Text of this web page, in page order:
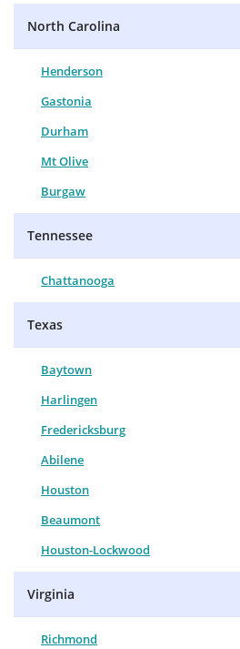
North Carolina
Henderson
Gastonia
Durham
Mt Olive
Burgaw
Tennessee
Chattanooga
Texas
Baytown
Harlingen
Fredericksburg
Abilene
Houston
Beaumont
Houston-Lockwood
Virginia
Richmond